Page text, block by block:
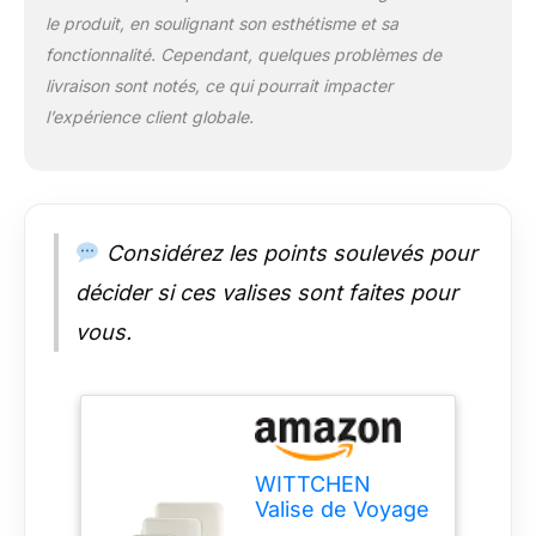
et de sécurité - elle
permet aux autorités
d'ouvrir et de fermer
la valise sans
qualité qui
garantissent une
confortable sur
différentes surfaces.
DIMENSIONS: Petit:
(H x L x P):
le produit, en soulignant son esthétisme et sa
fonctionnalité. Cependant, quelques problèmes de
livraison sont notés, ce qui pourrait impacter
l’expérience client globale.
Considérez les points soulevés pour
décider si ces valises sont faites pour
vous.
WITTCHEN
Valise de Voyage